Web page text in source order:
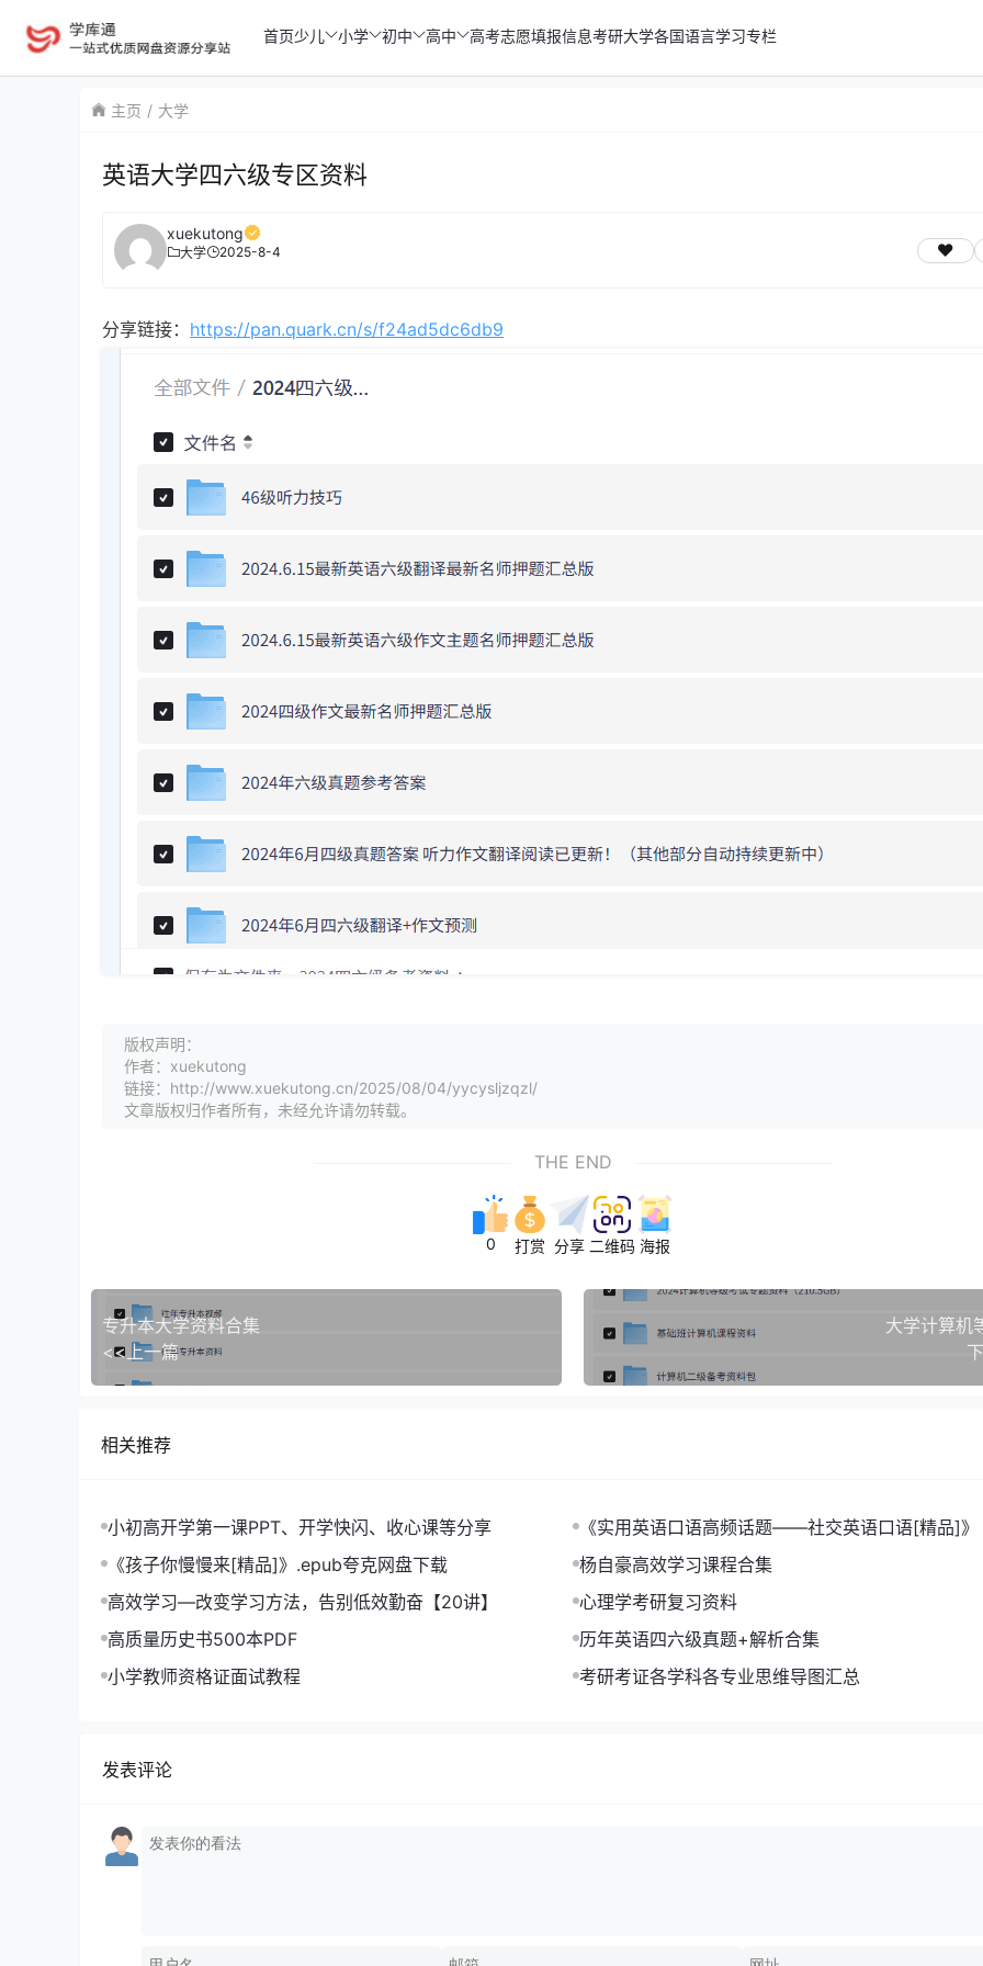
首页少儿 小学 初中 高中 高考志愿填报信息考研大学各国语言学习专栏
主页 大学
英语大学四六级专区资料
xuekutong
大学 2025-8-4
分享链接： https://pan.quark.cn/s/f24ad5dc6db9
版权声明：
作者：xuekutong
链接：http://www.xuekutong.cn/2025/08/04/yycysljzqzl/
文章版权归作者所有，未经允许请勿转载。
THE END
0 打赏 分享 二维码 海报
专升本大学资料合集
<<上一篇
大学计算机
相关推荐
小初高开学第一课PPT、开学快闪、收心课等分享
《实用英语口语高频话题——社交英语口语[精品]》
b夸克网盘下载
《孩子你慢慢来[精品]》.epub夸克网盘下载
杨自豪高效学习课程合集
高效学习—改变学习方法，告别低效勤奋【20讲】
心理学考研复习资料
高质量历史书500本PDF
历年英语四六级真题+解析合集
小学教师资格证面试教程
考研考证各学科各专业思维导图汇总
发表评论